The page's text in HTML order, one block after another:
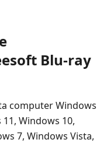
Blu-ray
computer Windows
Windows 10,
7, Windows Vista,